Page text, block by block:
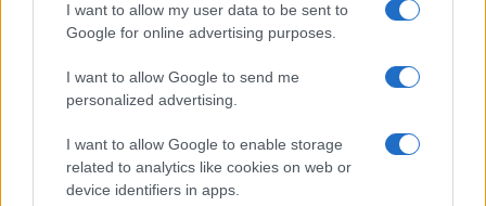
I want to allow my user data to be sent to
Google for online advertising purposes.
I want to allow Google to send me
personalized advertising.
I want to allow Google to enable storage
related to analytics like cookies on web or
device identifiers in apps.